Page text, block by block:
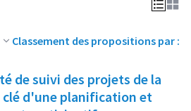
Classement des propositions par :
de suivi des projets de la
clé d'une planification et